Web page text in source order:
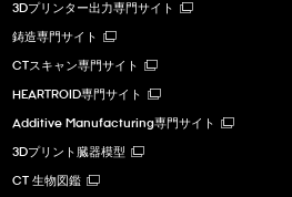
3Dプリンター出力専門サイト
鋳造専門サイト
CTスキャン専門サイト
HEARTROID専門サイト
Additive Manufacturing専門サイト
3Dプリント臓器模型
CT 生物図鑑